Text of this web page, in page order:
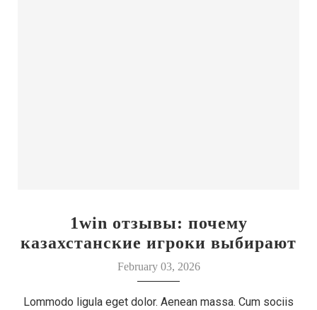
1win отзывы: почему
казахстанские игроки выбирают
этот бренд
February 03, 2026
Lommodo ligula eget dolor. Aenean massa. Cum sociis